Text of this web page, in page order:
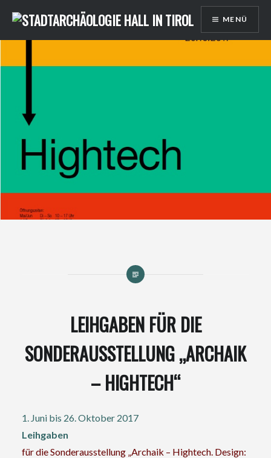
zum
Inhalt
MENÜ
LEIHGABEN FÜR DIE
SONDERAUSSTELLUNG „ARCHAIK
– HIGHTECH“
1. Juni bis 26. Oktober 2017
Leihgaben
für die Sonderausstellung „Archaik – Hightech. Design: